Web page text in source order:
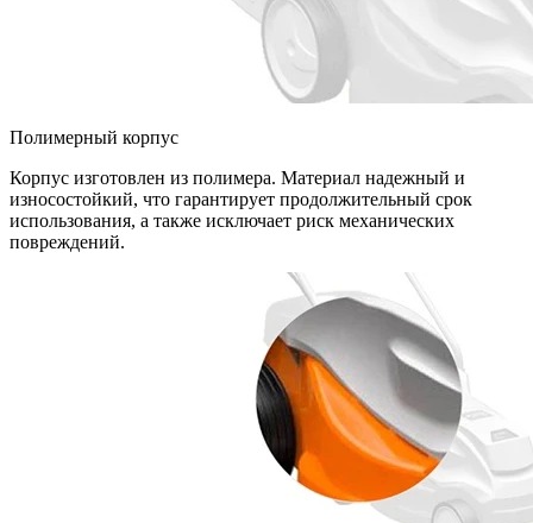
Полимерный корпус
Корпус изготовлен из полимера. Материал надежный и
износостойкий, что гарантирует продолжительный срок
использования, а также исключает риск механических
повреждений.